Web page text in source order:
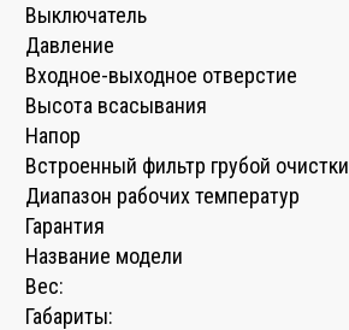
Выключатель
Давление
Входное-выходное отверстие
Высота всасывания
Напор
Встроенный фильтр грубой очистки
Диапазон рабочих температур
Гарантия
Название модели
Вес:
Габариты: